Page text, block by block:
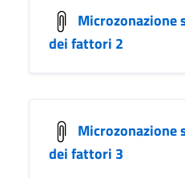
Microzonazione
dei fattori 2
Microzonazione
dei fattori 3